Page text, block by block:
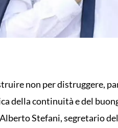
non per distruggere,
della continuità e del
Stefani, segretario